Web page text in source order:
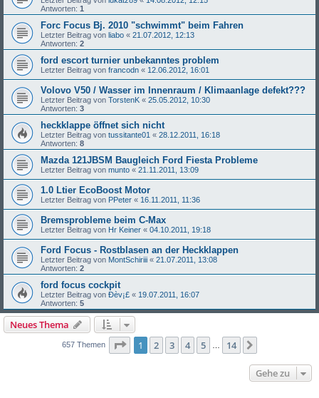
Antworten: 1
Forc Focus Bj. 2010 "schwimmt" beim Fahren
Letzter Beitrag von liabo « 21.07.2012, 12:13
Antworten: 2
ford escort turnier unbekanntes problem
Letzter Beitrag von francodn « 12.06.2012, 16:01
Volovo V50 / Wasser im Innenraum / Klimaanlage defekt???
Letzter Beitrag von TorstenK « 25.05.2012, 10:30
Antworten: 3
heckklappe öffnet sich nicht
Letzter Beitrag von tussitante01 « 28.12.2011, 16:18
Antworten: 8
Mazda 121JBSM Baugleich Ford Fiesta Probleme
Letzter Beitrag von munto « 21.11.2011, 13:09
1.0 Ltier EcoBoost Motor
Letzter Beitrag von PPeter « 16.11.2011, 11:36
Bremsprobleme beim C-Max
Letzter Beitrag von Hr Keiner « 04.10.2011, 19:18
Ford Focus - Rostblasen an der Heckklappen
Letzter Beitrag von MontSchiriii « 21.07.2011, 13:08
Antworten: 2
ford focus cockpit
Letzter Beitrag von Ðèv¡£ « 19.07.2011, 16:07
Antworten: 5
Neues Thema
657 Themen Seite 1von 14
1 2 3 4 5 14
Gehe zu